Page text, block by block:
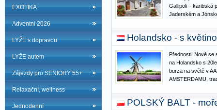
EXOTIKA
Adventní 2026
LYŽE s dopravou
LYŽE autem
Zájezdy pro SENIORY 55+
Relaxační, wellness
Jednodenní
Gallipoli – karibská
Jaderském a
rozhraní
italská Apulie.
Holandsko - s
Přednosti! Nově se
na Holandsko s
burza na světě v
AMSTERDAMU,
největší a
KEUKENHOF,
POLSKÝ BALT -